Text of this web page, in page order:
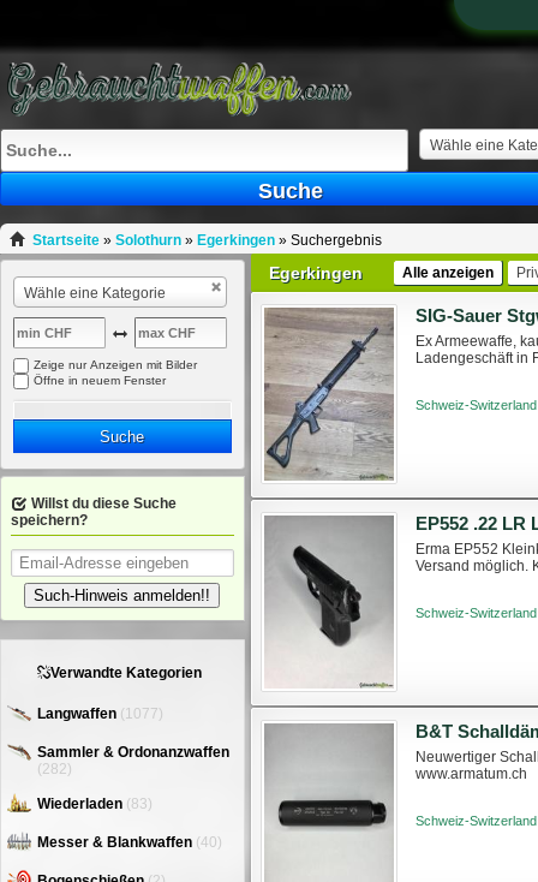
Wähle eine
Suche
Startseite» Solothurn» Egerkingen» Suchergebnis
Egerkingen Alle anzeigen
SIG-Sauer
Ex Armeewaffe,
Ladengeschäft in
Schweiz-
EP552 .22 LR
Erma EP552
Versand möglich.
Schweiz-
B&T
Neuwertiger
www.armatum.ch
Schweiz-
Wähle eine Kategorie
Zeige nur Anzeigen mit Bilder
Öffne in neuem Fenster
Suche
Willst du diese Suche
speichern?
Such-Hinweis anmelden!!
Verwandte Kategorien
Langwaffen (1077)
Sammler & Ordonanzwaffen
(282)
Wiederladen (83)
Messer & Blankwaffen (40)